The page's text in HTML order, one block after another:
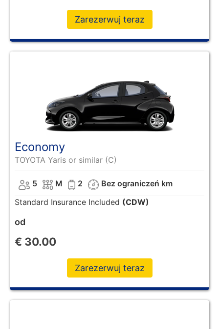
Zarezerwuj teraz
Economy
TOYOTA Yaris or similar (C)
5 M 2
Bez ograniczeń km
Standard Insurance Included (CDW)
od
€ 30.00
Zarezerwuj teraz